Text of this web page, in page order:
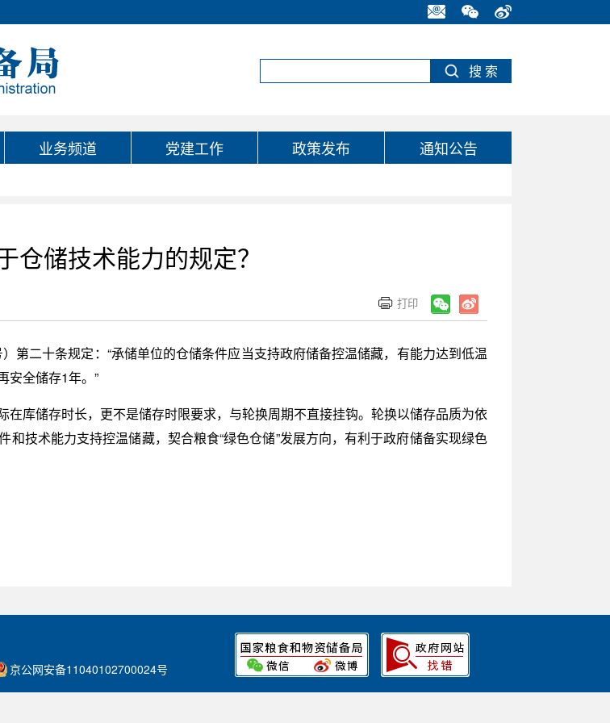
业务频道 党建工作 政策发布 通知公告
仓储技术能力的规定？
第二十条规定：“承储单位的仓储条件应当支持政府储备控温储藏，有能力达到低温
安全储存1年。”
库储存时长，更不是储存时限要求，与轮换周期不直接挂钩。轮换以储存品质为依
技术能力支持控温储藏，契合粮食“绿色仓储”发展方向，有利于政府储备实现绿色
京公网安备11040102700024号